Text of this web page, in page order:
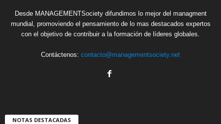
Desde MANAGEMENTSociety difundimos lo mejor del managment
mundial, promoviendo el pensamiento de lo mas destacados expertos
con el objetivo de contribuir a la formación de líderes globales.
Contáctenos: contacto@managementsociety.net
NOTAS DESTACADAS